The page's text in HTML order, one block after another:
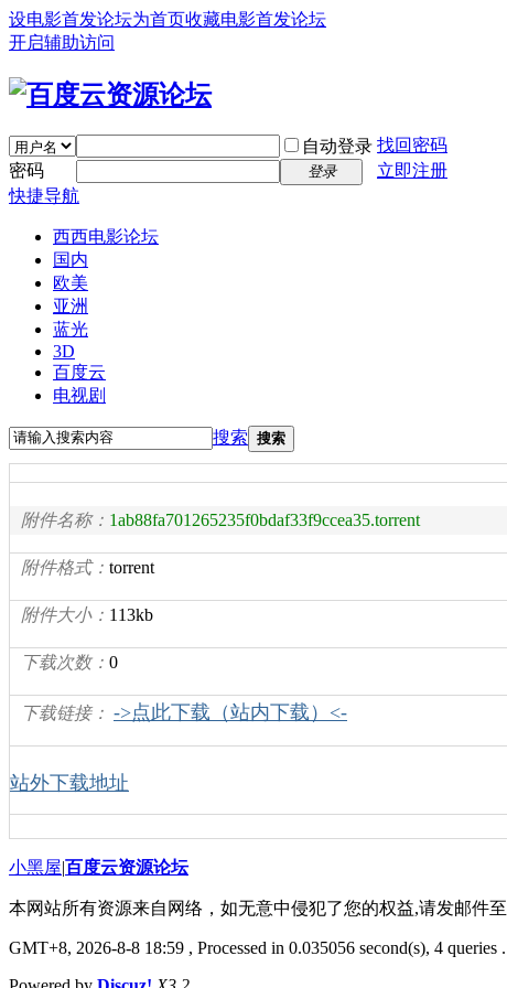
设电影首发论坛为首页收藏电影首发论坛
开启辅助访问
自动登录 找回密码
密码
登录
立即注册
快捷导航
西西电影论坛
国内
欧美
亚洲
蓝光
3D
百度云
电视剧
搜索 搜索
附件名称： 1ab88fa701265235f0bdaf33f9ccea35.torrent
附件格式： torrent
附件大小： 113kb
下载次数： 0
下载链接： ->点此下载（站内下载）<-
站外下载地址
小黑屋|百度云资源论坛
本网站所有资源来自网络，如无意中侵犯了您的权益,请发邮件至
GMT+8, 2026-8-8 18:59 , Processed in 0.035056 second(s), 4 queries .